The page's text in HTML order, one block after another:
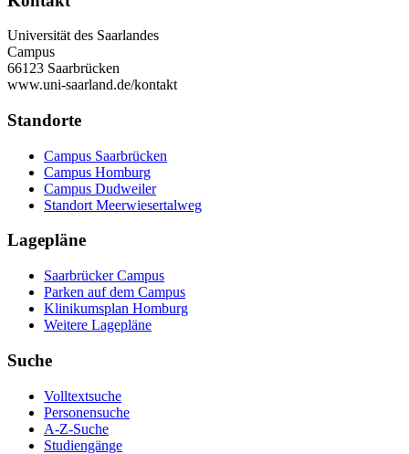
Universität des Saarlandes
Campus
66123 Saarbrücken
www.uni-saarland.de/kontakt
Standorte
Campus Saarbrücken
Campus Homburg
Campus Dudweiler
Standort Meerwiesertalweg
Lagepläne
Saarbrücker Campus
Parken auf dem Campus
Klinikumsplan Homburg
Weitere Lagepläne
Suche
Volltextsuche
Personensuche
A-Z-Suche
Studiengänge